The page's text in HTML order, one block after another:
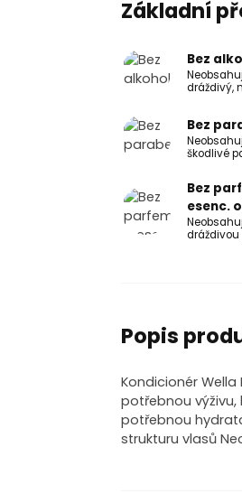
Základní
Bez
dráždivý,
Bez
škodlivé
Bez
esenc.
Popis
Kondicionér
potřebnou výživu,
potřebnou
strukturu vlasů